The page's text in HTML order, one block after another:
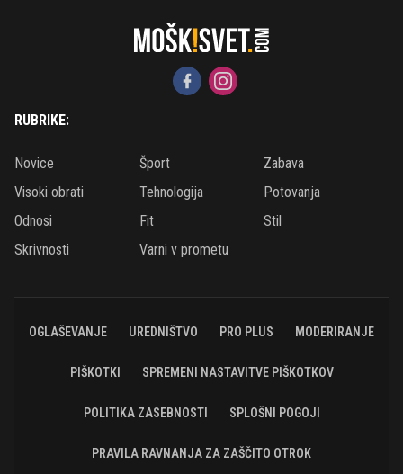
RUBRIKE:
Novice Šport
Zabava
Visoki obrati
Tehnologija
Potovanja
Odnosi
Fit
Stil
Skrivnosti
Varni v prometu
OGLAŠEVANJE UREDNIŠTVO PRO PLUS MODERIRANJE
PIŠKOTKI SPREMENI NASTAVITVE PIŠKOTKOV
POLITIKA ZASEBNOSTI SPLOŠNI POGOJI
PRAVILA RAVNANJA ZA ZAŠČITO OTROK